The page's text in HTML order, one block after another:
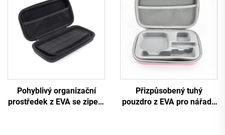
dalších hudebních nástrojů
se zipem
se zipem
Pohyblivý organizační
prostředek z EVA se zipem
Přizpůsobený tuhý
pouzdro z EVA pro nářadí,